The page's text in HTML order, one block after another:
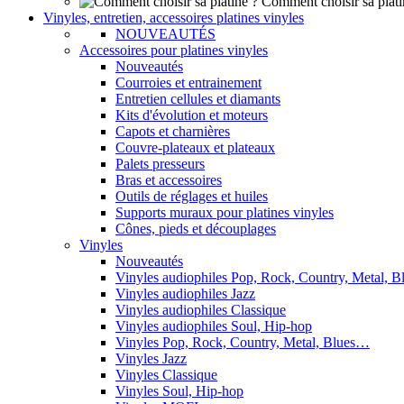
Vinyles, entretien, accessoires platines vinyles
NOUVEAUTÉS
Accessoires pour platines vinyles
Nouveautés
Courroies et entrainement
Entretien cellules et diamants
Kits d'évolution et moteurs
Capots et charnières
Couvre-plateaux et plateaux
Palets presseurs
Bras et accessoires
Outils de réglages et huiles
Supports muraux pour platines vinyles
Cônes, pieds et découplages
Vinyles
Nouveautés
Vinyles audiophiles Pop, Rock, Country, Metal,
Vinyles audiophiles Jazz
Vinyles audiophiles Classique
Vinyles audiophiles Soul, Hip-hop
Vinyles Pop, Rock, Country, Metal, Blues…
Vinyles Jazz
Vinyles Classique
Vinyles Soul, Hip-hop